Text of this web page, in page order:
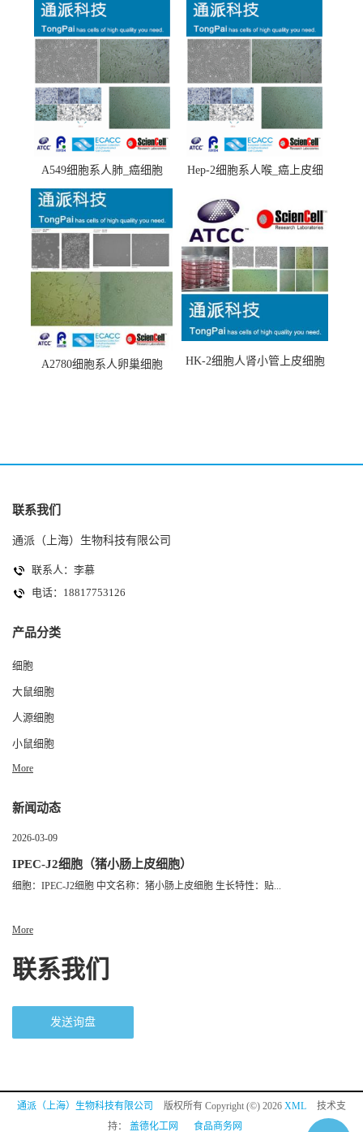
A549细胞系人肺_癌细胞
(A549细胞)
Hep-2细胞系人喉_癌上皮细
A2780细胞系人卵巢细胞
HK-2细胞人肾小管上皮细胞
联系我们
通派（上海）生物科技有限公司
联系人：李慕
电话：18817753126
产品分类
细胞
大鼠细胞
人源细胞
小鼠细胞
More
新闻动态
2026-03-09
IPEC-J2细胞（猪小肠上皮细胞）
细胞：IPEC-J2细胞 中文名称：猪小肠上皮细胞 生长特性：贴...
More
联系我们
发送询盘
通派（上海）生物科技有限公司 版权所有 Copyright (©) 2026 XML
技术支
持： 盖德化工网 食品商务网